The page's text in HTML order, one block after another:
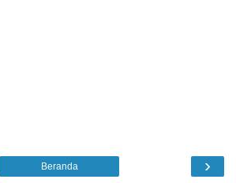
›
Beranda